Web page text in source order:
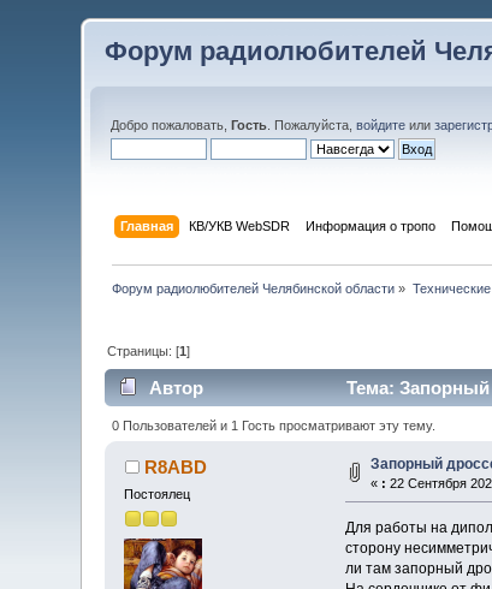
Форум радиолюбителей
Добро пожаловать,Гость . Пожалуйста,войдите или
Главная КВ/УКВ WebSDR Информация о тропо
Форум радиолюбителей Челябинской области »
Страницы: [1]
Автор Тема: Запорный
0 Пользователей и 1 Гость просматривают эту тему.
R8ABD
Постоялец
Запорный
« : 22 Сентября
Для работы на
сторону
ли там запорный